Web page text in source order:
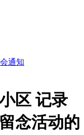
通知
区 记录
念活动的